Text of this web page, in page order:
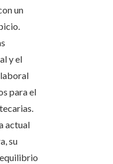
un
y el
para el
actual
su